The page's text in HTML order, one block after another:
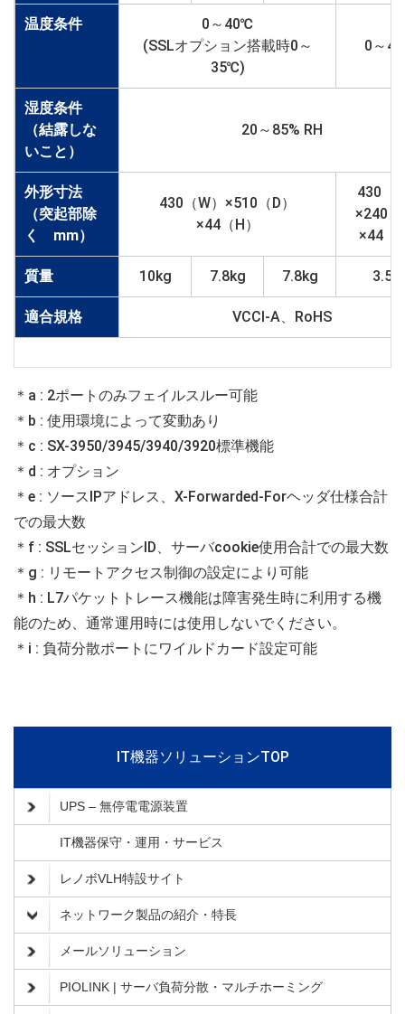
温度条件
0～40℃
(SSLオプション搭載時0～
35℃)
0～
湿度条件
（結露しな
いこと）
20～85% RH
外形寸法
（突起部除
く mm）
430（W）×510（D）
×44（H）
430（
×240（
×44（
質量 10kg 7.8kg 7.8kg
適合規格 VCCI-A、RoHS
＊a : 2ポートのみフェイルスルー可能
＊b : 使用環境によって変動あり
＊c : SX-3950/3945/3940/3920標準機能
＊d : オプション
＊e : ソースIPアドレス、X-Forwarded-Forヘッダ仕様合計
での最大数
＊f : SSLセッションID、サーバcookie使用合計での最大数
＊g : リモートアクセス制御の設定により可能
＊h : L7パケットトレース機能は障害発生時に利用する機
能のため、通常運用時には使用しないでください。
＊i : 負荷分散ポートにワイルドカード設定可能
IT機器ソリューションTOP
UPS – 無停電電源装置
IT機器保守・運用・サービス
レノボVLH特設サイト
ネットワーク製品の紹介・特長
メールソリューション
PIOLINK | サーバ負荷分散・マルチホーミング